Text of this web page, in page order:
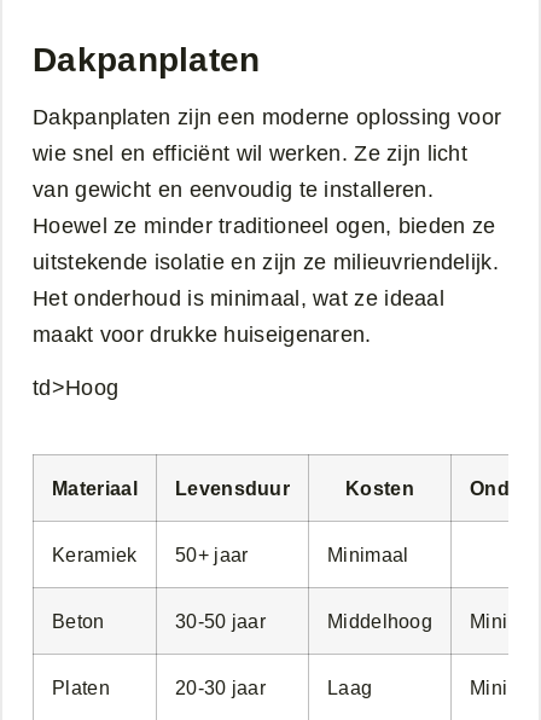
Dakpanplaten
Dakpanplaten zijn een moderne oplossing voor
wie snel en efficiënt wil werken. Ze zijn licht
van gewicht en eenvoudig te installeren.
Hoewel ze minder traditioneel ogen, bieden ze
uitstekende isolatie en zijn ze milieuvriendelijk.
Het onderhoud is minimaal, wat ze ideaal
maakt voor drukke huiseigenaren.
td>Hoog
Materiaal Levensduur Kosten
Keramiek 50+ jaar Minimaal
Beton 30-50 jaar Middelhoog
Platen 20-30 jaar Laag